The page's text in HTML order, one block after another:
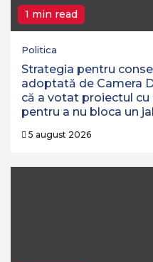
1 min read
Politica
Strategia pentru
adoptată de Camera
că a votat proiectul
pentru a nu bloca un
5 august 2026